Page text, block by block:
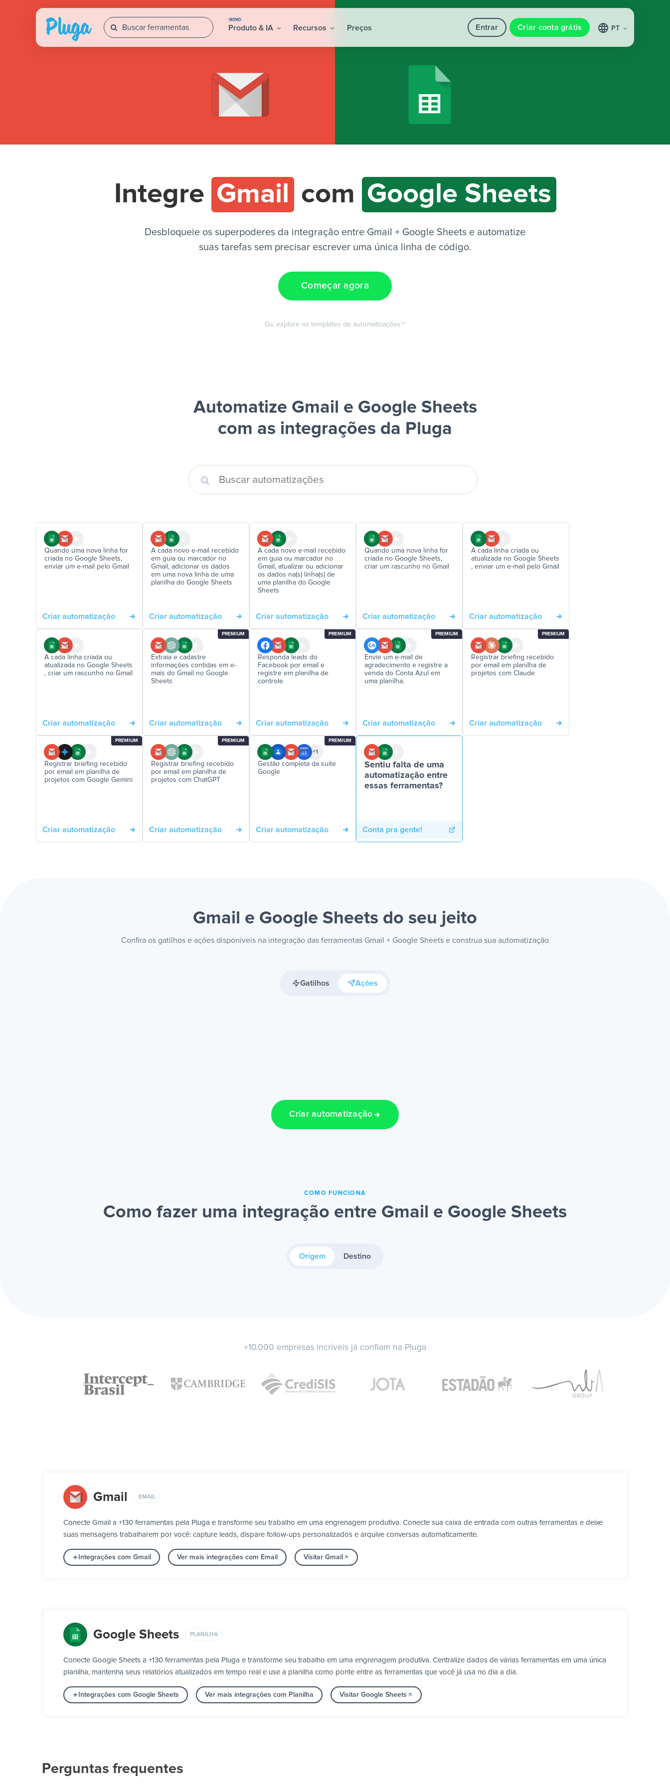
NOVO
Produto & IA Recursos Preços Entrar Criar conta grátis PT
Integre Gmail com Google Sheets
Desbloqueie os superpoderes da integração entre Gmail + Google Sheets e automatize
suas tarefas sem precisar escrever uma única linha de código.
Começar agora
Ou explore os templates de automatizações
Automatize Gmail e Google Sheets
com as integrações da Pluga
Quando uma nova linha for
criada no Google Sheets,
enviar um e-mail pelo Gmail
Criar automatização
A cada novo e-mail recebido
em guia ou marcador no
Gmail, adicionar os dados
em uma nova linha de uma
planilha do Google Sheets
Criar automatização
A cada novo e-mail recebido
em guia ou marcador no
Gmail, atualizar ou adicionar
os dados na(s) linha(s) de
uma planilha do Google
Sheets
Criar automatização
Quando uma nova linha for
criada no Google Sheets,
criar um rascunho no Gmail
Criar automatização
A cada linha criada ou
atualizada no Google Sheets
, enviar um e-mail pelo Gmail
Criar automatização
A cada linha criada ou
atualizada no Google Sheets
, criar um rascunho no Gmail
Criar automatização
PREMIUM
Extraia e cadastre
informações contidas em e-
mais do Gmail no Google
Sheets
Criar automatização
PREMIUM
Responda leads do
Facebook por email e
registre em planilha de
controle
Criar automatização
PREMIUM
Envie um e-mail de
agradecimento e registre a
venda do Conta Azul em
uma planilha.
Criar automatização
PREMIUM
Registrar briefing recebido
por email em planilha de
projetos com Claude
Criar automatização
PREMIUM
Registrar briefing recebido
por email em planilha de
projetos com Google Gemini
Criar automatização
PREMIUM
Registrar briefing recebido
por email em planilha de
projetos com ChatGPT
Criar automatização
PREMIUM
+1
Gestão completa da suite
Google
Criar automatização
Sentiu falta de uma
automatização entre
essas ferramentas?
Conta pra gente!
Gmail e Google Sheets do seu jeito
Confira os gatilhos e ações disponíveis na integração das ferramentas Gmail + Google Sheets e construa sua automatização
Gatilhos Ações
Criar automatização
COMO FUNCIONA
Como fazer uma integração entre Gmail e Google Sheets
Origem Destino
+10.000 empresas incríveis já confiam na Pluga
Gmail EMAIL
Conecte Gmail a +130 ferramentas pela Pluga e transforme seu trabalho em uma engrenagem produtiva. Conecte sua caixa de entrada com outras ferramentas e deixe
suas mensagens trabalharem por você: capture leads, dispare follow-ups personalizados e arquive conversas automaticamente.
Integrações com Gmail Ver mais integrações com Email Visitar Gmail
Google Sheets PLANILHA
Conecte Google Sheets a +130 ferramentas pela Pluga e transforme seu trabalho em uma engrenagem produtiva. Centralize dados de várias ferramentas em uma única
planilha, mantenha seus relatórios atualizados em tempo real e use a planilha como ponte entre as ferramentas que você já usa no dia a dia.
Integrações com Google Sheets Ver mais integrações com Planilha Visitar Google Sheets
Perguntas frequentes